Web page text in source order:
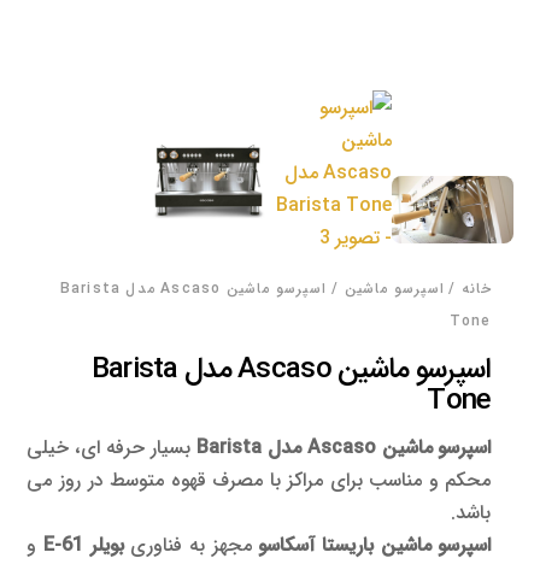
خانه / اسپرسو‌ ماشین / اسپرسو ماشین Ascaso مدل Barista
Tone
اسپرسو ماشین Ascaso مدل Barista
Tone
اسپرسو ماشین Ascaso مدل Barista
بسیار حرفه ای، خیلی
محکم و مناسب برای مراکز با مصرف قهوه متوسط در روز می
باشد.
اسپرسو ماشین باریستا آسکاسو مجهز به فناوریبویلر E-61
و